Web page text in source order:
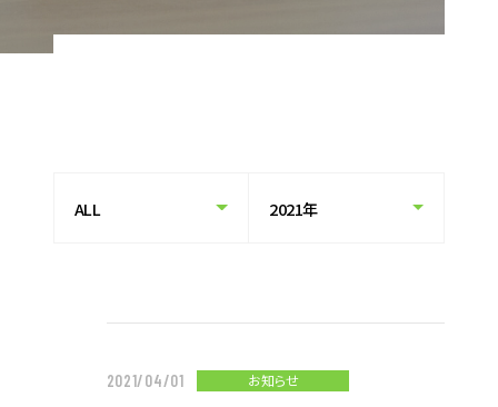
会社概要・沿革
2021/04/01 お知らせ